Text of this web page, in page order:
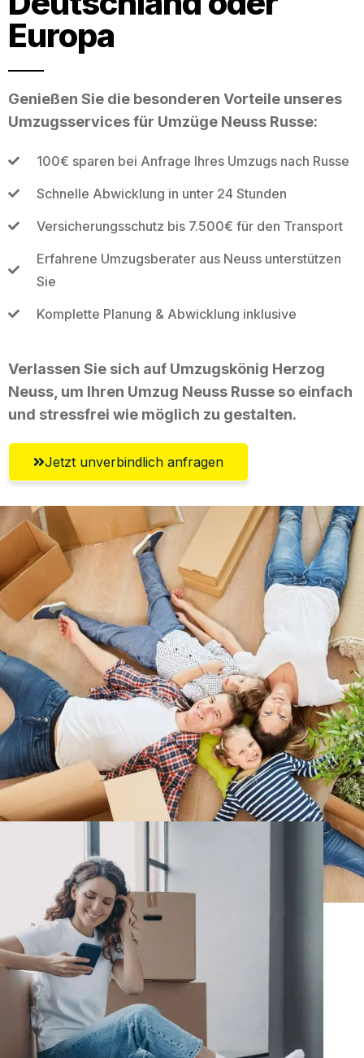
Europa
Genießen Sie die besonderen Vorteile unseres
Umzugsservices für Umzüge Neuss Russe:
100€ sparen bei Anfrage Ihres Umzugs nach Russe
Schnelle Abwicklung in unter 24 Stunden
Versicherungsschutz bis 7.500€ für den Transport
Erfahrene Umzugsberater aus Neuss unterstützen
Sie
Komplette Planung & Abwicklung inklusive
Verlassen Sie sich auf Umzugskönig Herzog
Neuss, um Ihren Umzug Neuss Russe so einfach
und stressfrei wie möglich zu gestalten.
Jetzt unverbindlich anfragen